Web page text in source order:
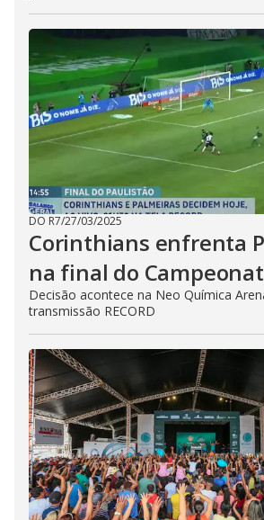
DO R7/27/03/2025
Corinthians enfrenta
na final do
Decisão acontece na Neo Química
transmissão RECORD